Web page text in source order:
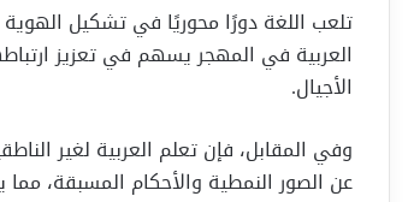
تلعب اللغة دورًا محوريًا في تشكيل الهوية
العربية في المهجر يسهم في تعزيز
الأجيال.
وفي المقابل، فإن تعلم العربية لغير
عن الصور النمطية والأحكام المسبقة،